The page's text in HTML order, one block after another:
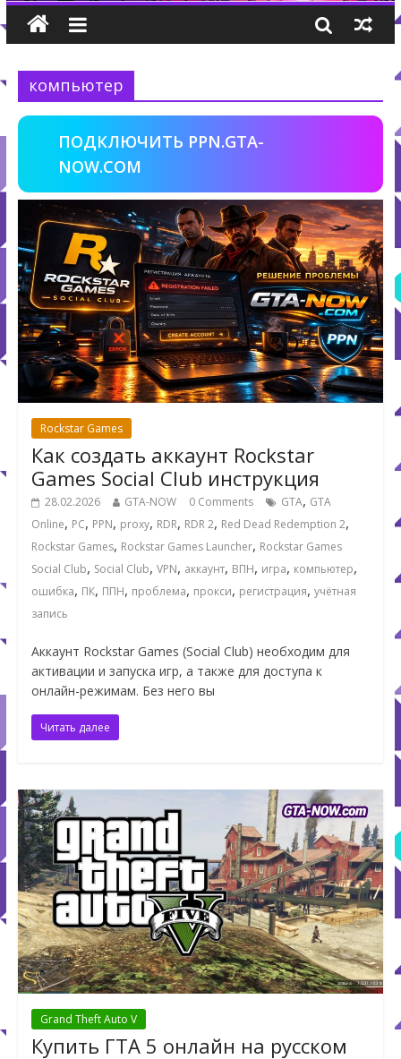
компьютер
ПОДКЛЮЧИТЬ PPN.GTA-
NOW.COM
Rockstar Games
Как создать аккаунт Rockstar
Games Social Club инструкция
28.02.2026 GTA-NOW 0 Comments GTA, GTA
Online, PC, PPN, proxy, RDR, RDR 2, Red Dead Redemption 2,
Rockstar Games, Rockstar Games Launcher, Rockstar Games
Social Club, Social Club, VPN, аккаунт, ВПН, игра, компьютер,
ошибка, ПК, ППН, проблема, прокси, регистрация, учётная
запись
Аккаунт Rockstar Games (Social Club) необходим для
активации и запуска игр, а также для доступа к
онлайн-режимам. Без него вы
Читать далее
Grand Theft Auto V
Купить ГТА 5 онлайн на русском